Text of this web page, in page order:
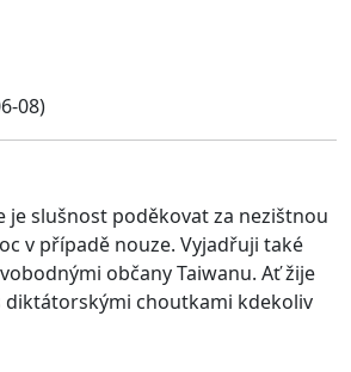
08)
je slušnost poděkovat za nezištnou
v případě nouze. Vyjadřuji také
občany Taiwanu. Ať žije
diktátorskými choutkami kdekoliv